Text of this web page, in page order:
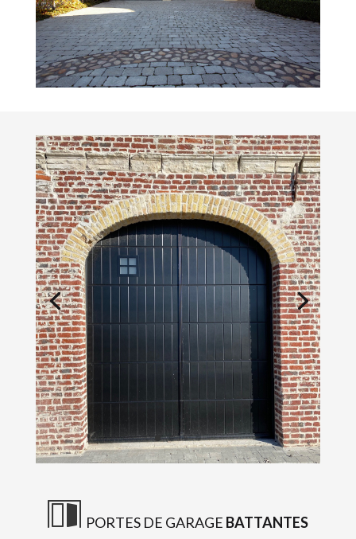
PORTES DE GARAGE BATTANTES